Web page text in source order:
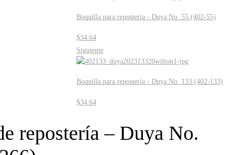
Boquilla para repostería - Duya No. 55 (402-55)
$34.64
Siguiente
Boquilla para repostería - Duya No. 133 (402-133)
$34.64
repostería – Duya No.